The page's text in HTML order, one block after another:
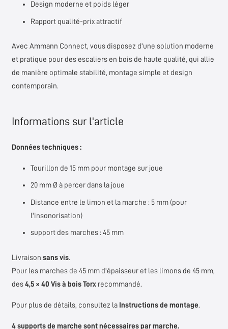
Design moderne et poids léger
Rapport qualité-prix attractif
Avec Ammann Connect, vous disposez d'une solution moderne
et pratique pour des escaliers en bois de haute qualité, qui allie
de manière optimale stabilité, montage simple et design
contemporain.
Informations sur l'article
Données techniques :
Tourillon de 15 mm pour montage sur joue
20 mm Ø à percer dans la joue
Distance entre le limon et la marche : 5 mm (pour
l'insonorisation)
support des marches : 45 mm
Livraison sans vis.
Pour les marches de 45 mm d'épaisseur et les limons de 45 mm,
des 4,5 × 40 Vis à bois Torxrecommandé.
Pour plus de détails, consultez la Instructions de montage.
4 supports de marche sont nécessaires par marche.